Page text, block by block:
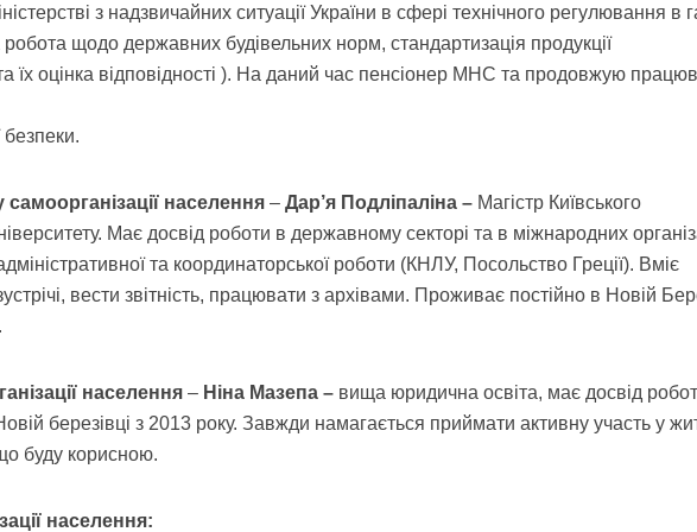
з надзвичайних ситуації України в сфері технічного регулювання в
щодо державних будівельних норм, стандартизація продукції
їх оцінка відповідності ). На даний час пенсіонер МНС та продовжую
населення– Дар’я Подліпаліна – Магістр Київського
Має досвід роботи в державному секторі та в міжнародних
та координаторської роботи (КНЛУ, Посольство Греції). Вміє
вести звітність, працювати з архівами. Проживає постійно в Новій
населення– Ніна Мазепа – вища юридична освіта, має досвід
березівці з 2013 року. Завжди намагається приймати активну участь у
буду корисною.
населення: